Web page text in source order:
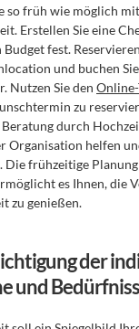
so früh wie möglich
Erstellen Sie eine
Budget fest.
und buchen
Nutzen Sie den
zu
durch
Organisation helfen
Die frühzeitige
es Ihnen, die
zu genießen.
der
und